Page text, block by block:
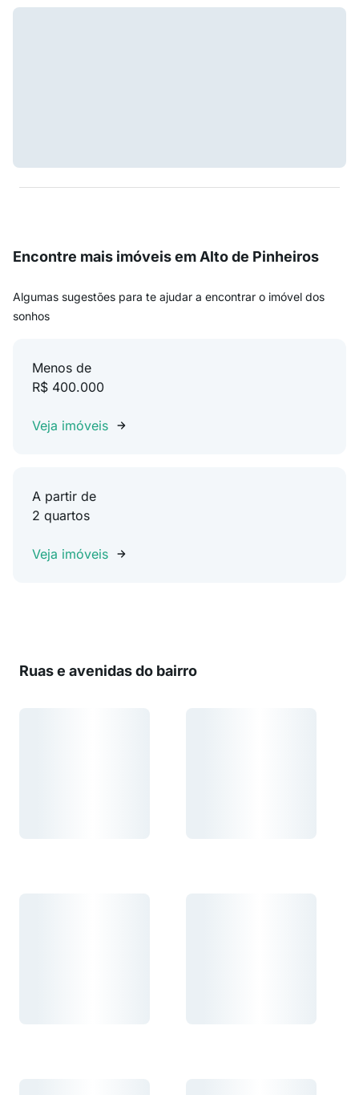
Encontre mais imóveis em Alto de Pinheiros
Algumas sugestões para te ajudar a encontrar o imóvel dos
sonhos
Menos de
R$ 400.000
Veja imóveis
A partir de
2 quartos
Veja imóveis
Ruas e avenidas do bairro